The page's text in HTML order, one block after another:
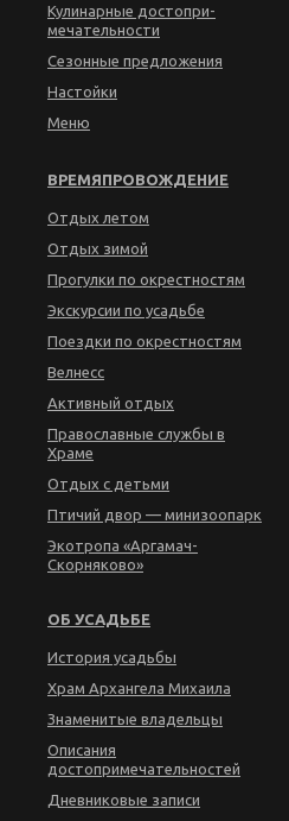
Кулинарные достопри­
мечательности
Сезонные предложения
Настойки
Меню
ВРЕМЯПРОВОЖДЕНИЕ
Отдых летом
Отдых зимой
Прогулки по окрестностям
Экскурсии по усадьбе
Поездки по окрестностям
Велнесс
Активный отдых
Православные службы в
Храме
Отдых с детьми
Птичий двор — минизоопарк
Экотропа «Аргамач-
Скорняково»
ОБ УСАДЬБЕ
История усадьбы
Храм Архангела Михаила
Знаменитые владельцы
Описания
достопримечательностей
Дневниковые записи